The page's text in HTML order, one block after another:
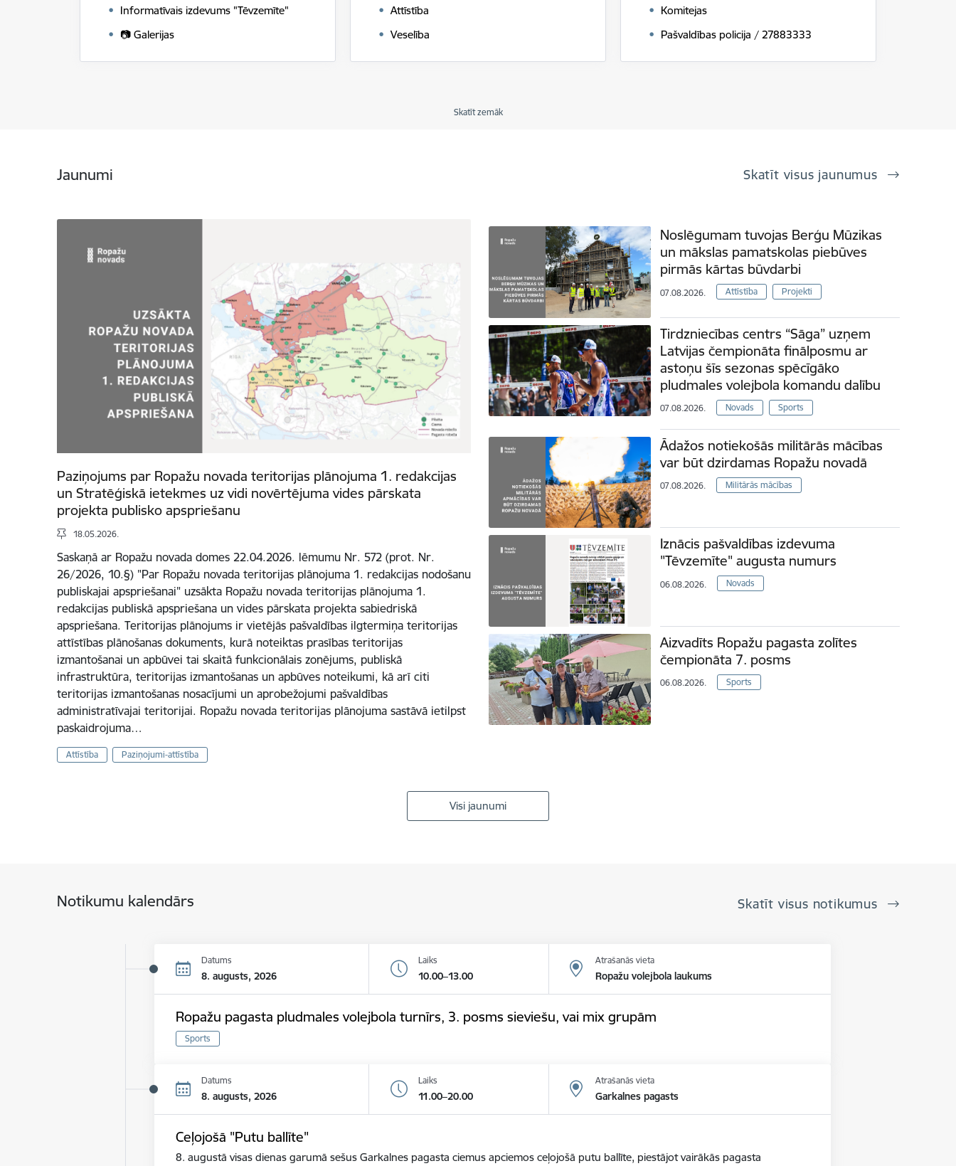
Informatīvais izdevums "Tēvzemīte"
📷 Galerijas
Attīstība
Veselība
Komitejas
Pašvaldības policija / 27883333
Skatīt zemāk
Jaunumi Skatīt visus jaunumus
Paziņojums par Ropažu novada teritorijas plānojuma 1. redakcijas
un Stratēģiskā ietekmes uz vidi novērtējuma vides pārskata
projekta publisko apspriešanu
18.05.2026.
Saskaņā ar Ropažu novada domes 22.04.2026. lēmumu Nr. 572 (prot. Nr.
26/2026, 10.§) "Par Ropažu novada teritorijas plānojuma 1. redakcijas nodošanu
publiskajai apspriešanai" uzsākta Ropažu novada teritorijas plānojuma 1.
redakcijas publiskā apspriešana un vides pārskata projekta sabiedriskā
apspriešana. Teritorijas plānojums ir vietējās pašvaldības ilgtermiņa teritorijas
attīstības plānošanas dokuments, kurā noteiktas prasības teritorijas
izmantošanai un apbūvei tai skaitā funkcionālais zonējums, publiskā
infrastruktūra, teritorijas izmantošanas un apbūves noteikumi, kā arī citi
teritorijas izmantošanas nosacījumi un aprobežojumi pašvaldības
administratīvajai teritorijai. Ropažu novada teritorijas plānojuma sastāvā ietilpst
paskaidrojuma…
Attīstība Paziņojumi-attīstība
Noslēgumam tuvojas Berģu Mūzikas
un mākslas pamatskolas piebūves
pirmās kārtas būvdarbi
07.08.2026. Attīstība Projekti
Tirdzniecības centrs “Sāga” uzņem
Latvijas čempionāta finālposmu ar
astoņu šīs sezonas spēcīgāko
pludmales volejbola komandu dalību
07.08.2026. Novads Sports
Ādažos notiekošās militārās mācības
var būt dzirdamas Ropažu novadā
07.08.2026. Militārās mācības
Iznācis pašvaldības izdevuma
"Tēvzemīte" augusta numurs
06.08.2026. Novads
Aizvadīts Ropažu pagasta zolītes
čempionāta 7. posms
06.08.2026. Sports
Visi jaunumi
Notikumu kalendārs Skatīt visus notikumus
Datums
8. augusts, 2026
Laiks
10.00–13.00
Atrašanās vieta
Ropažu volejbola laukums
Ropažu pagasta pludmales volejbola turnīrs, 3. posms sieviešu, vai mix grupām
Sports
Datums
8. augusts, 2026
Laiks
11.00–20.00
Atrašanās vieta
Garkalnes pagasts
Ceļojošā "Putu ballīte"
8. augustā visas dienas garumā sešus Garkalnes pagasta ciemus apciemos ceļojošā putu ballīte, piestājot vairākās pagasta